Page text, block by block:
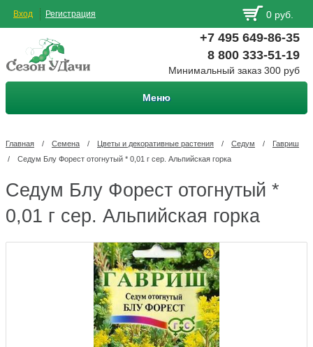
Вход Регистрация 0 руб.
+7 495 649-86-35
8 800 333-51-19
Минимальный заказ 300 руб
Меню
Главная / Семена / Цветы и декоративные растения / Седум /
Гавриш
/
Седум Блу Форест отогнутый * 0,01 г сер. Альпийская горка
Седум Блу Форест отогнутый *
0,01 г сер. Альпийская горка